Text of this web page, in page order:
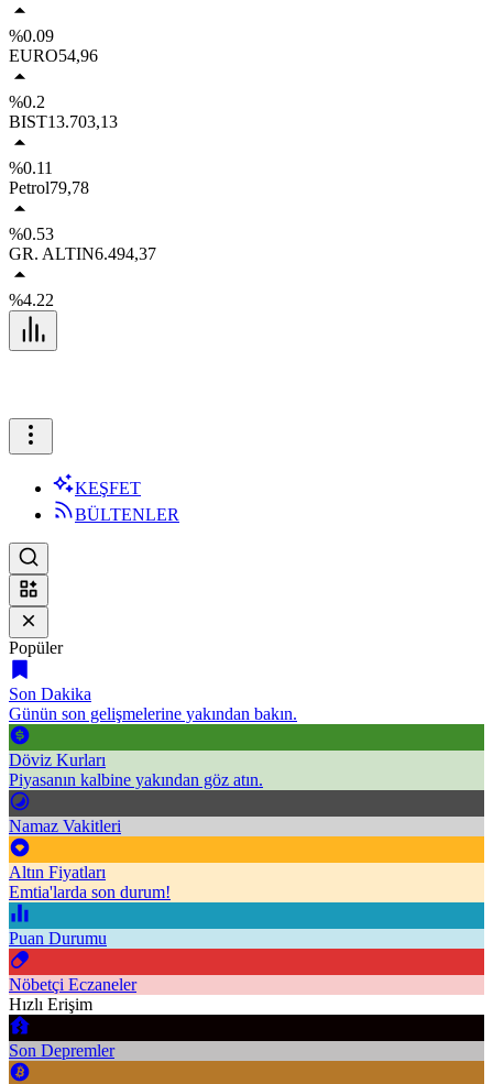
%0.09
EURO54,96
%0.2
BIST13.703,13
%0.11
Petrol79,78
%0.53
GR. ALTIN6.494,37
%4.22
KEŞFET
BÜLTENLER
Popüler
Son Dakika
Günün son gelişmelerine yakından bakın.
Döviz Kurları
Piyasanın kalbine yakından göz atın.
Namaz Vakitleri
Altın Fiyatları
Emtia'larda son durum!
Puan Durumu
Nöbetçi Eczaneler
Hızlı Erişim
Son Depremler